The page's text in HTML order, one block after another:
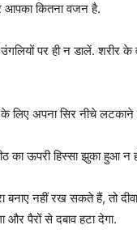
आपका कितना वजन है.
उंगलियों पर ही न डालें.
अपना सिर नीचे लटकाने
का ऊपरी हिस्सा झुका
बनाए नहीं रख सकते हैं, तो
पैरों से दबाव हटा देगा.